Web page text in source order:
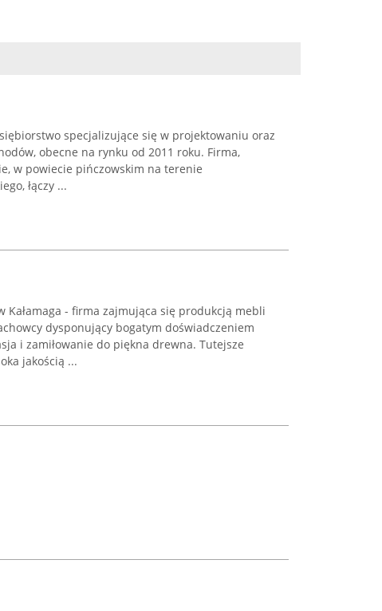
specjalizujące się w projektowaniu oraz
obecne na rynku od 2011 roku. Firma,
w powiecie pińczowskim na terenie
łączy ...
Kałamaga - firma zajmująca się produkcją mebli
dysponujący bogatym doświadczeniem
i zamiłowanie do piękna drewna. Tutejsze
jakością ...